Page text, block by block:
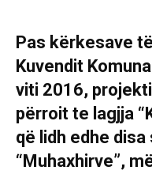
Pas kërkesave
Kuvendit
viti 2016,
përroit te lagjja
që lidh edhe
“Muhaxhirve”,